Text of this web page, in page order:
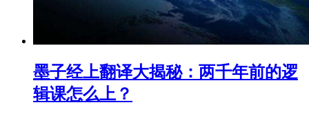
墨子经上翻译大揭秘：两千年前的逻
辑课怎么上？